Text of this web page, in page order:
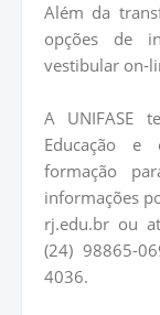
Além da
opções de
vestibular on-
A UNIFASE
Educação e
formação
informações
rj.edu.br ou
(24) 98865-
4036.